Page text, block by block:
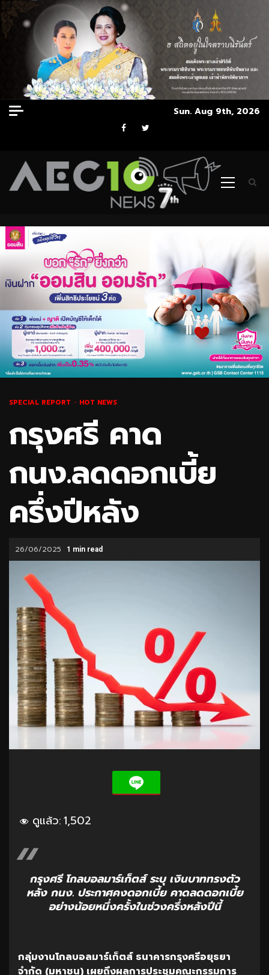
Skip
to
Sun. Aug 9th, 2026
Facebook
Twitter
Primary
SPECIAL REPORT HOT NEWS
กรุงศรี คาด
กนง.ลดดอกเบี้ย
ครึ่งปีหลัง
26/06/2025 1 min read
ดูแล้ว:1,502
กรุงศรี โกลบอลมาร์เก็ตส์ ระบุ เงินบาททรงตัว
หลัง กนง. ประกาศคงดอกเบี้ย คาดลดดอกเบี้ย
อย่างน้อยหนึ่งครั้งในช่วงครึ่งหลังปีนี้
กลุ่มงานโกลบอลมาร์เก็ตส์ ธนาคารกรุงศรีอยุธยา
จำกัด (มหาชน) เผยถึงผลการประชุมคณะกรรมการ